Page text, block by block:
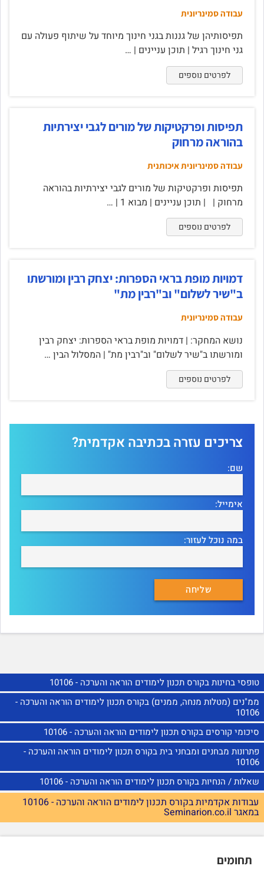
טופסי בחינות בקורס תכנון לימודים הוראה והערכה - 10106
ממ"נים (מטלות מנחה, ממנים) בקורס תכנון לימודים הוראה והערכה -
10106
סיכומי קורסים בקורס תכנון לימודים הוראה והערכה - 10106
פתרונות מבחנים ומבחני בית בקורס תכנון לימודים הוראה והערכה -
10106
שאלות / הנחיות בקורס תכנון לימודים הוראה והערכה - 10106
עבודות אקדמיות בקורס תכנון לימודים הוראה והערכה - 10106
במאגר Seminarion.co.il
תחומים
עבודה סמינריונית
תפיסותיהן של גננות בגני חינוך מיוחד על שיתוף פעולה עם
גני חינוך רגיל | תוכן עניינים | …
לפרטים נוספים
תפיסות ופרקטיקות של מורים לגבי יצירתיות
בהוראה מרחוק
עבודה סמינריונית איכותנית
תפיסות ופרקטיקות של מורים לגבי יצירתיות בהוראה
מרחוק | | תוכן עניינים | מבוא 1 | …
לפרטים נוספים
דמויות מופת בראי הספרות: יצחק רבין ומורשתו
ב"שיר לשלום" וב"רבין מת"
עבודה סמינריונית
נושא המחקר: | דמויות מופת בראי הספרות: יצחק רבין
ומורשתו ב"שיר לשלום" וב"רבין מת" | המסלול הבין …
לפרטים נוספים
צריכים עזרה בכתיבה אקדמית?
שם:
אימייל:
במה נוכל לעזור: